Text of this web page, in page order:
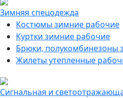
Зимняя спецодежда
Костюмы зимние рабочие
Куртки зимние рабочие
Брюки, полукомбинезоны
Жилеты утепленные
Сигнальная и